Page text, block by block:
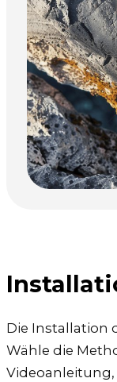
Die Installation
Wähle die